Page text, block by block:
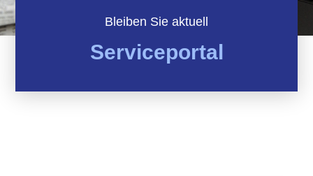
Bleiben Sie aktuell
Serviceportal